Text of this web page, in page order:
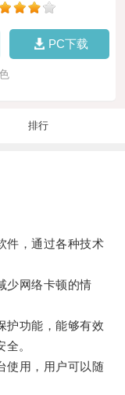
PC下载
排行
，通过各种技术
网络卡顿的情
功能，能够有效
。
用，用户可以随